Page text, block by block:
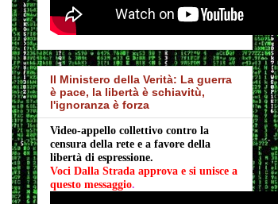
Il Ministero della Verità: La guerra
è pace, la libertà è schiavitù,
l'ignoranza è forza
Video-appello collettivo contro la
censura della rete e a favore della
libertà di espressione.
Voci Dalla Strada approva e si unisce a
questo messaggio.